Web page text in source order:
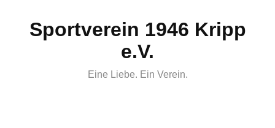
Sportverein 1946 Kripp
e.V.
Eine Liebe. Ein Verein.